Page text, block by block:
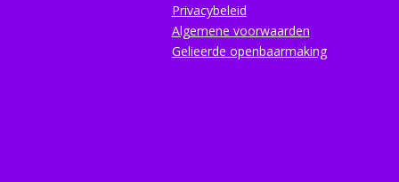
Privacybeleid
Algemene voorwaarden
Gelieerde openbaarmaking